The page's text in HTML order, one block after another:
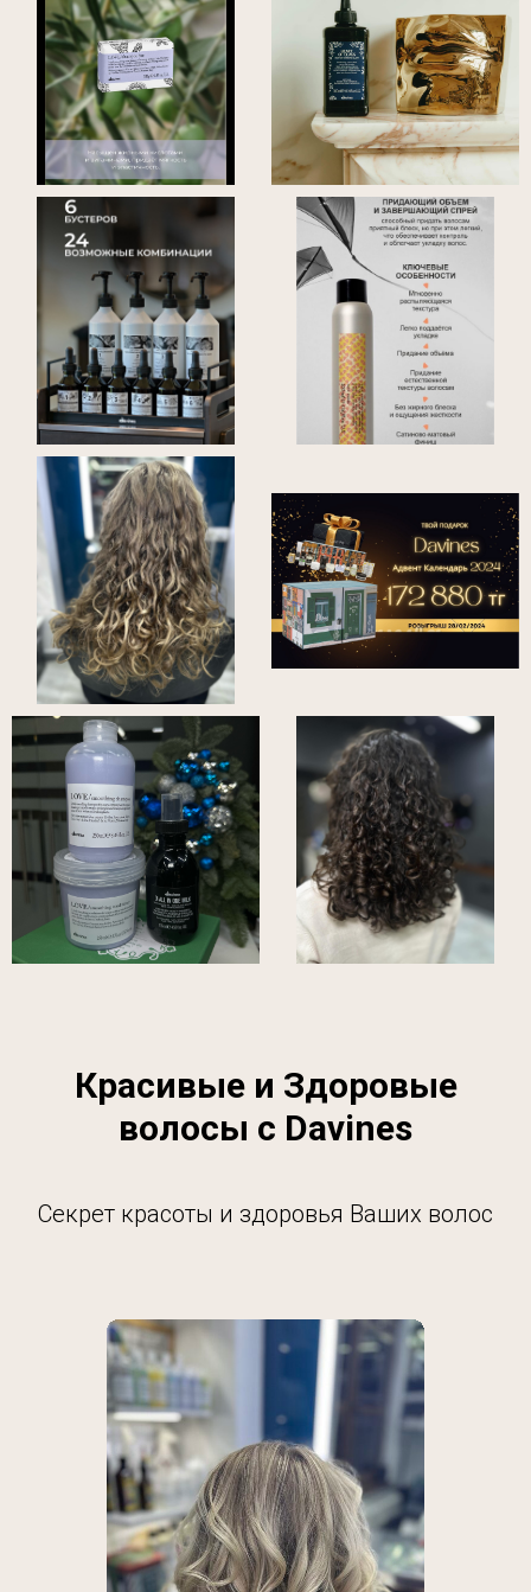
Красивые и Здоровые
волосы с Davines
Секрет красоты и здоровья Ваших волос